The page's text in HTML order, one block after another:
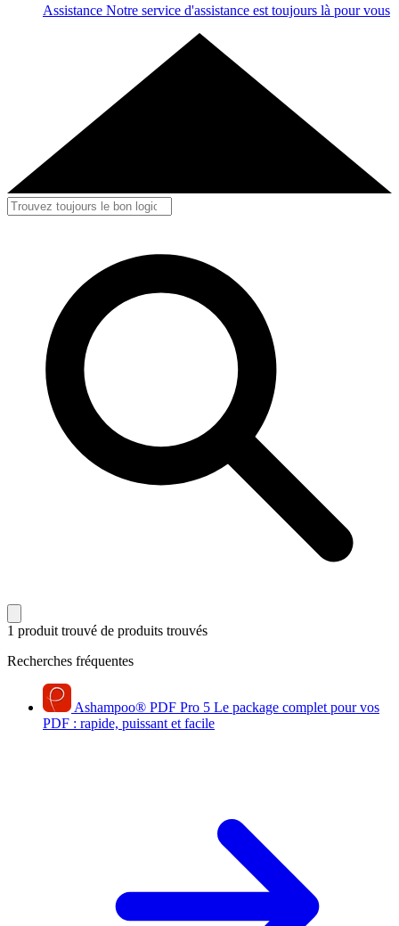
Assistance Notre service d'assistance est toujours là pour vous
1 produit trouvé de produits trouvés
Recherches fréquentes
Ashampoo® PDF Pro 5 Le package complet pour vos
PDF : rapide, puissant et facile